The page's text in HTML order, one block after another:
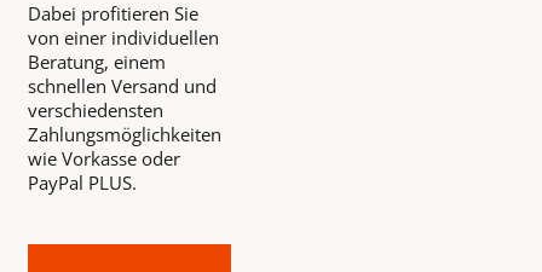
Dabei profitieren Sie
von einer individuellen
Beratung, einem
schnellen Versand und
verschiedensten
Zahlungsmöglichkeiten
wie Vorkasse oder
PayPal PLUS.